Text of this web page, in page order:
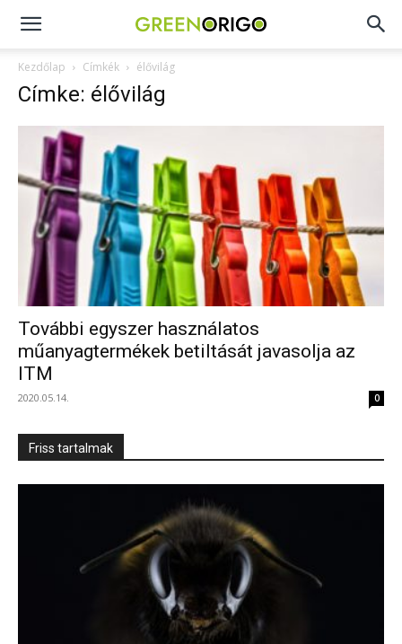
Green
Origo
portál
Kezdőlap Címkék élővilág
Címke: élővilág
További egyszer használatos
műanyagtermékek betiltását javasolja az
ITM
2020.05.14. 0
Friss tartalmak